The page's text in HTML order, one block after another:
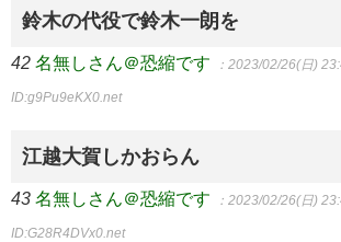
鈴木の代役で鈴木一朗を
42 名無しさん＠恐縮です ：2023/02/26(日)
ID:g9Pu9eKX0.net
江越大賀しかおらん
43 名無しさん＠恐縮です ：2023/02/26(日)
ID:G28R4DVx0.net